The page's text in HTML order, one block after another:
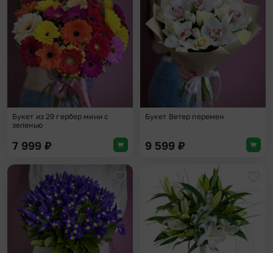
Добавить в избранное
Букет из 29 гербер мини с
зеленью
7 999 ₽
Букет Ветер перемен
9 599 ₽
Добавить в избранное